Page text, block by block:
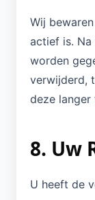
Wij
actief is.
worden
verwijderd,
deze langer
8. Uw
U heeft de